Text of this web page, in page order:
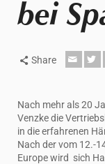
bei
Share
Nach mehr als 20
Venzke die
in die erfahrenen
Nach der vom 12.-
Europe wird sich